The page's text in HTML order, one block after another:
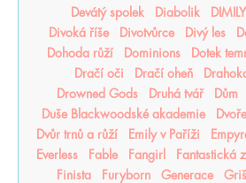
Devátý spolek
Diabolik DIMILY
Divoká říše
Divotvůrce Divý les
Dohoda růží
Dominions Dotek
Dračí oči
Dračí oheň
Drowned Gods
Druhá tvář Dům
Duše Blackwoodské akademie
Dvůr trnů a růží
Emily v Paříži
Everless
Fable Fangirl
Fantastická
Finista
Furyborn Generace